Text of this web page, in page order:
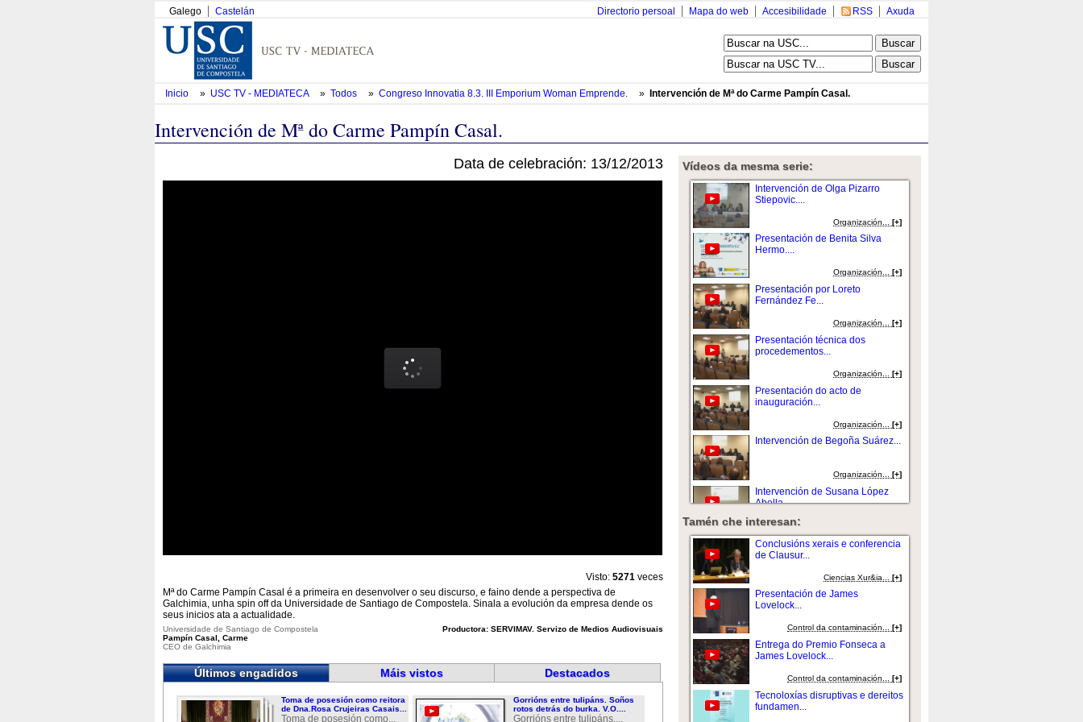
Galego Castelán Axuda
RSS
Accesibilidade
Mapa do web
Directorio persoal
Inicio » USC TV - MEDIATECA » Todos » Congreso Innovatia 8.3. III Emporium Woman Emprende. » Intervención de Mª do Carme Pampín Casal.
Intervención de Mª do Carme Pampín Casal.
Data de celebración: 13/12/2013
Visto: 5271 veces
Mª do Carme Pampín Casal é a primeira en desenvolver o seu discurso, e faino dende a perspectiva de
Galchimia, unha spin off da Universidade de Santiago de Compostela. Sinala a evolución da empresa dende os
seus inicios ata a actualidade.
Productora: SERVIMAV. Servizo de Medios Audiovisuais
Universidade de Santiago de Compostela
Pampín Casal, Carme
CEO de Galchimia
Últimos engadidos Máis vistos Destacados
Toma de posesión como reitora
de Dna.Rosa Crujeiras Casais...
Toma de posesión como...
Gorrións entre tulipáns. Soños
rotos detrás do burka. V.O....
Gorrións entre tulipáns....
Vídeos da mesma serie:
Intervención de Olga Pizarro
Stiepovic....
Organización...[+]
Presentación de Benita Silva
Hermo....
Organización... [+]
Presentación por Loreto
Fernández Fe...
Organización...[+]
Presentación técnica dos
procedementos...
Organización...[+]
Presentación do acto de
inauguración...
Organización...[+]
Intervención de Begoña Suárez...
Organización...[+]
Intervención de Susana López
Abella....
Presentación da mesa por Carlos
Hernández...
Organización...[+]
Intervención de Eva Levy....
Organización...[+]
Intervención de Juan Casares
Long....
Organización...[+]
Debate....
Tamén che interesan:
Conclusións xerais e conferencia
de Clausur...
Ciencias Xur&ia...[+]
Presentación de James
Lovelock...
Control da contaminación... [+]
Entrega do Premio Fonseca a
James Lovelock...
Control da contaminación...[+]
Tecnoloxías disruptivas e dereitos
fundamen...